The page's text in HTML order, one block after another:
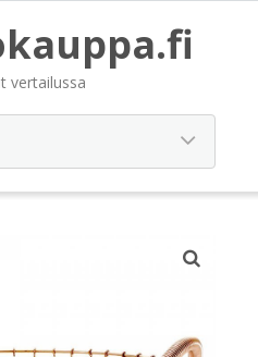
vertailussa